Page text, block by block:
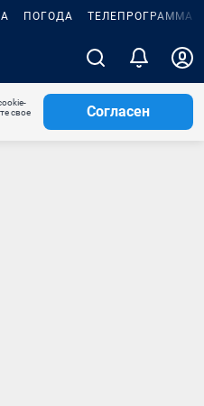
ПОГОДА ТЕЛЕПРОГРАММА
свое
Согласен